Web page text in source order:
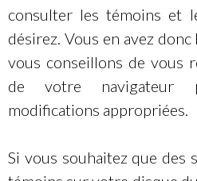
consulter les témoins et
désirez. Vous en avez
vous conseillons de vous
de votre navigateur
modifications appropriées.
Si vous souhaitez que des